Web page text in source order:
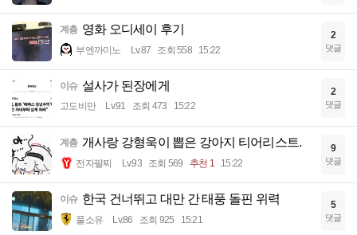
계층 영화 오디세이 후기
부엔까미노 Lv.87 조회 558 15:22
2
댓글
이슈 설사가 된장에게
고도비만 Lv.91 조회 473 15:22
2
댓글
계층 개사랑 강형욱이 뽑은 강아지 티어리스트.
전자팔찌 Lv.93 조회 569 추천 1 15:22
9
댓글
이슈 한국 건너뛰고 대만 간 태풍 돌핀 위력
풀소유 Lv.86 조회 925 15:21
5
댓글